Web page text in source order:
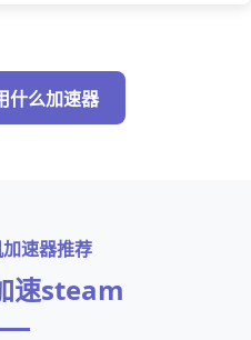
什么加速器
速器推荐
速steam